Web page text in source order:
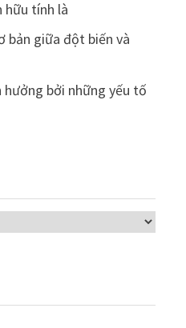
hữu tính là
bản giữa đột biến và
bởi những yếu tố